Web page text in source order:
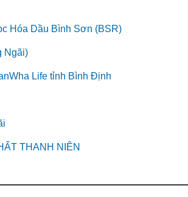
Hóa Dầu Bình Sơn (BSR)
Ngãi)
Life tỉnh Bình Định
THANH NIÊN